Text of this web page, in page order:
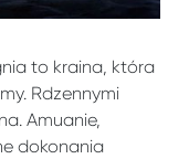
to kraina, która
Rdzennymi
Amuanie,
dokonania